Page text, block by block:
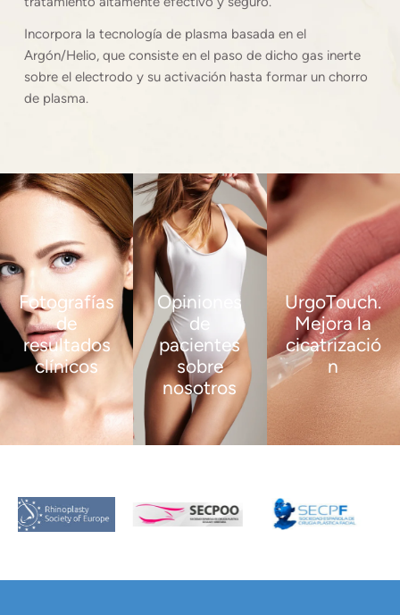
Incorpora la tecnología de plasma basada en el
Argón/Helio, que consiste en el paso de dicho gas inerte
sobre el electrodo y su activación hasta formar un chorro
de plasma.
Fotografías
de
resultados
clínicos
VER
MÁS
Opiniones
de
pacientes
sobre
nosotros
VER
MÁS
UrgoTouch.
Mejora la
cicatrizació
n
VER
MÁS